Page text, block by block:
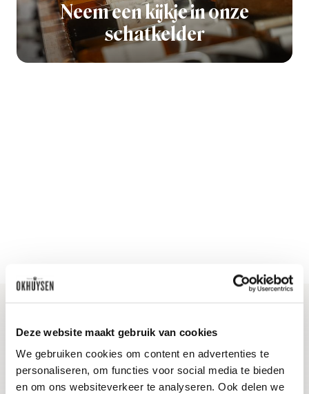
Deze website maakt gebruik van cookies
We gebruiken cookies om content en advertenties te
personaliseren, om functies voor social media te bieden
en om ons websiteverkeer te analyseren. Ook delen we
Neem een kijkje in onze
schatkelder
Blijf op de hoogte
Ontvang het laatste wijnnieuws, proeverijen en
evenementen